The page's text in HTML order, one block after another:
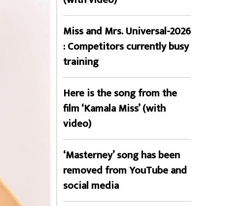
Miss and Mrs. Universal-2026
: Competitors currently busy
training
Here is the song from the
film ‘Kamala Miss’ (with
video)
‘Masterney’ song has been
removed from YouTube and
social media